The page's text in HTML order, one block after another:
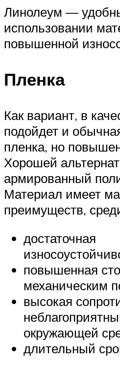
Линолеум —
использовании
повышенной
Пленка
Как вариант, в
подойдет и
пленка, но
Хорошей
армированный
Материал имеет
преимуществ,
достаточная
повышенная
механическим
высокая
окружающей
длительный